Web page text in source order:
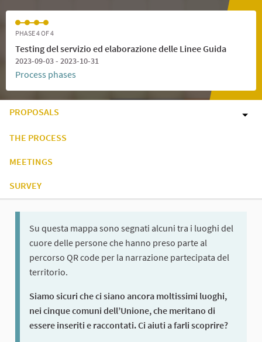
PHASE 4 OF 4
Testing del servizio ed elaborazione delle Linee Guida
2023-09-03 - 2023-10-31
Process phases
PROPOSALS
THE PROCESS
MEETINGS
SURVEY
Su questa mappa sono segnati alcuni tra i luoghi del
cuore delle persone che hanno preso parte al
percorso QR code per la narrazione partecipata del
territorio.
Siamo sicuri che ci siano ancora moltissimi luoghi,
nei cinque comuni dell’Unione, che meritano di
essere inseriti e raccontati. Ci aiuti a farli scoprire?